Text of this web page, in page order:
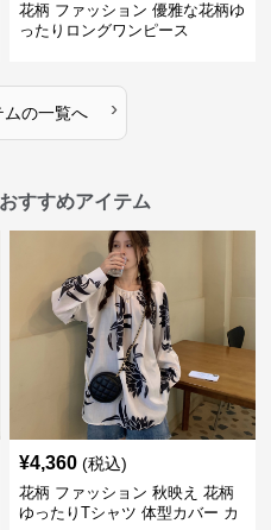
花柄 ファッション 優雅な花柄ゆ
ったりロングワンピース
ムの一覧へ ›
すすめアイテム
¥4,360 (税込)
花柄 ファッション 秋映え 花柄
ゆったりTシャツ 体型カバー カ